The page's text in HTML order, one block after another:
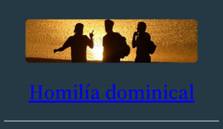
contenido
Homilía dominical